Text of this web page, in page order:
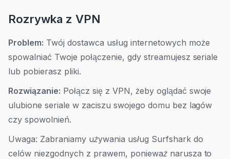
Rozrywka z VPN
Problem: Twój dostawca usług internetowych może
spowalniać Twoje połączenie, gdy streamujesz seriale
lub pobierasz pliki.
Rozwiązanie: Połącz się z VPN, żeby oglądać swoje
ulubione seriale w zaciszu swojego domu bez lagów
czy spowolnień.
Uwaga: Zabraniamy używania usług Surfshark do
celów niezgodnych z prawem, ponieważ narusza to